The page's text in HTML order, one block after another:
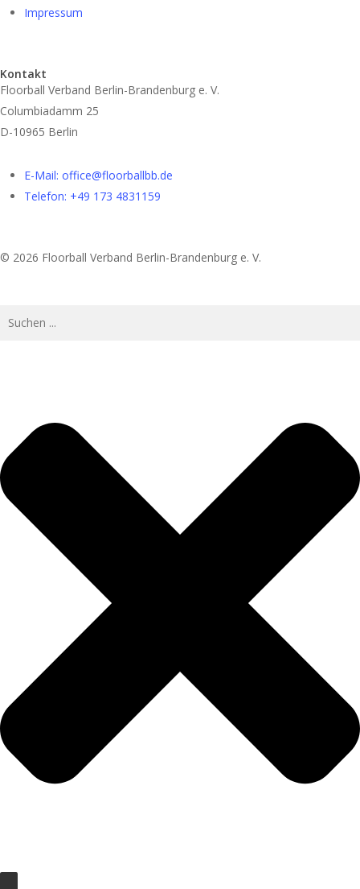
Impressum
Kontakt
Floorball Verband Berlin-Brandenburg e. V.
Columbiadamm 25
D-10965 Berlin
E-Mail: ed.bbllabroolf@eciffo
Telefon: +49 173 4831159
© 2026 Floorball Verband Berlin-Brandenburg e. V.